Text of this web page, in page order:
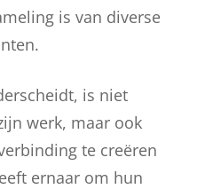
is van diverse
is niet
werk, maar ook
te creëren
ernaar om hun